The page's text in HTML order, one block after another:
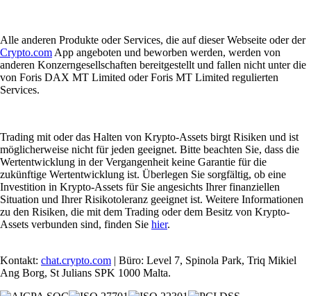
Alle anderen Produkte oder Services, die auf dieser Webseite oder der
Crypto.com App angeboten und beworben werden, werden von
anderen Konzerngesellschaften bereitgestellt und fallen nicht unter die
von Foris DAX MT Limited oder Foris MT Limited regulierten
Services.
Trading mit oder das Halten von Krypto-Assets birgt Risiken und ist
möglicherweise nicht für jeden geeignet. Bitte beachten Sie, dass die
Wertentwicklung in der Vergangenheit keine Garantie für die
zukünftige Wertentwicklung ist. Überlegen Sie sorgfältig, ob eine
Investition in Krypto-Assets für Sie angesichts Ihrer finanziellen
Situation und Ihrer Risikotoleranz geeignet ist. Weitere Informationen
zu den Risiken, die mit dem Trading oder dem Besitz von Krypto-
Assets verbunden sind, finden Sie hier.
Kontakt: chat.crypto.com | Büro: Level 7, Spinola Park, Triq Mikiel
Ang Borg, St Julians SPK 1000 Malta.